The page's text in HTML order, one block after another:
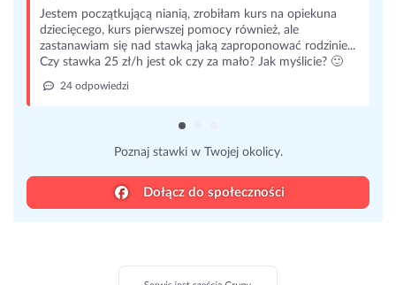
Jestem początkującą nianią, zrobiłam kurs na opiekuna
dziecięcego, kurs pierwszej pomocy również, ale
zastanawiam się nad stawką jaką zaproponować rodzinie...
Czy stawka 25 zł/h jest ok czy za mało? Jak myślicie? 🙂
24 odpowiedzi
Poznaj stawki w Twojej okolicy.
Dołącz do społeczności